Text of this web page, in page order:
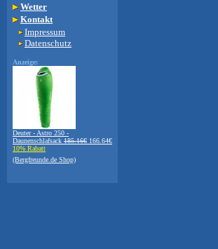
Wetter
Kontakt
Impressum
Datenschutz
Anzeige:
Deuter - Astro 250 -
Daunenschlafsack 185.16€ 166.64€
10% Rabatt
(Bergfreunde.de Shop)